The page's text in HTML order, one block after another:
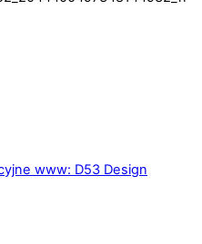
www: D53 Design